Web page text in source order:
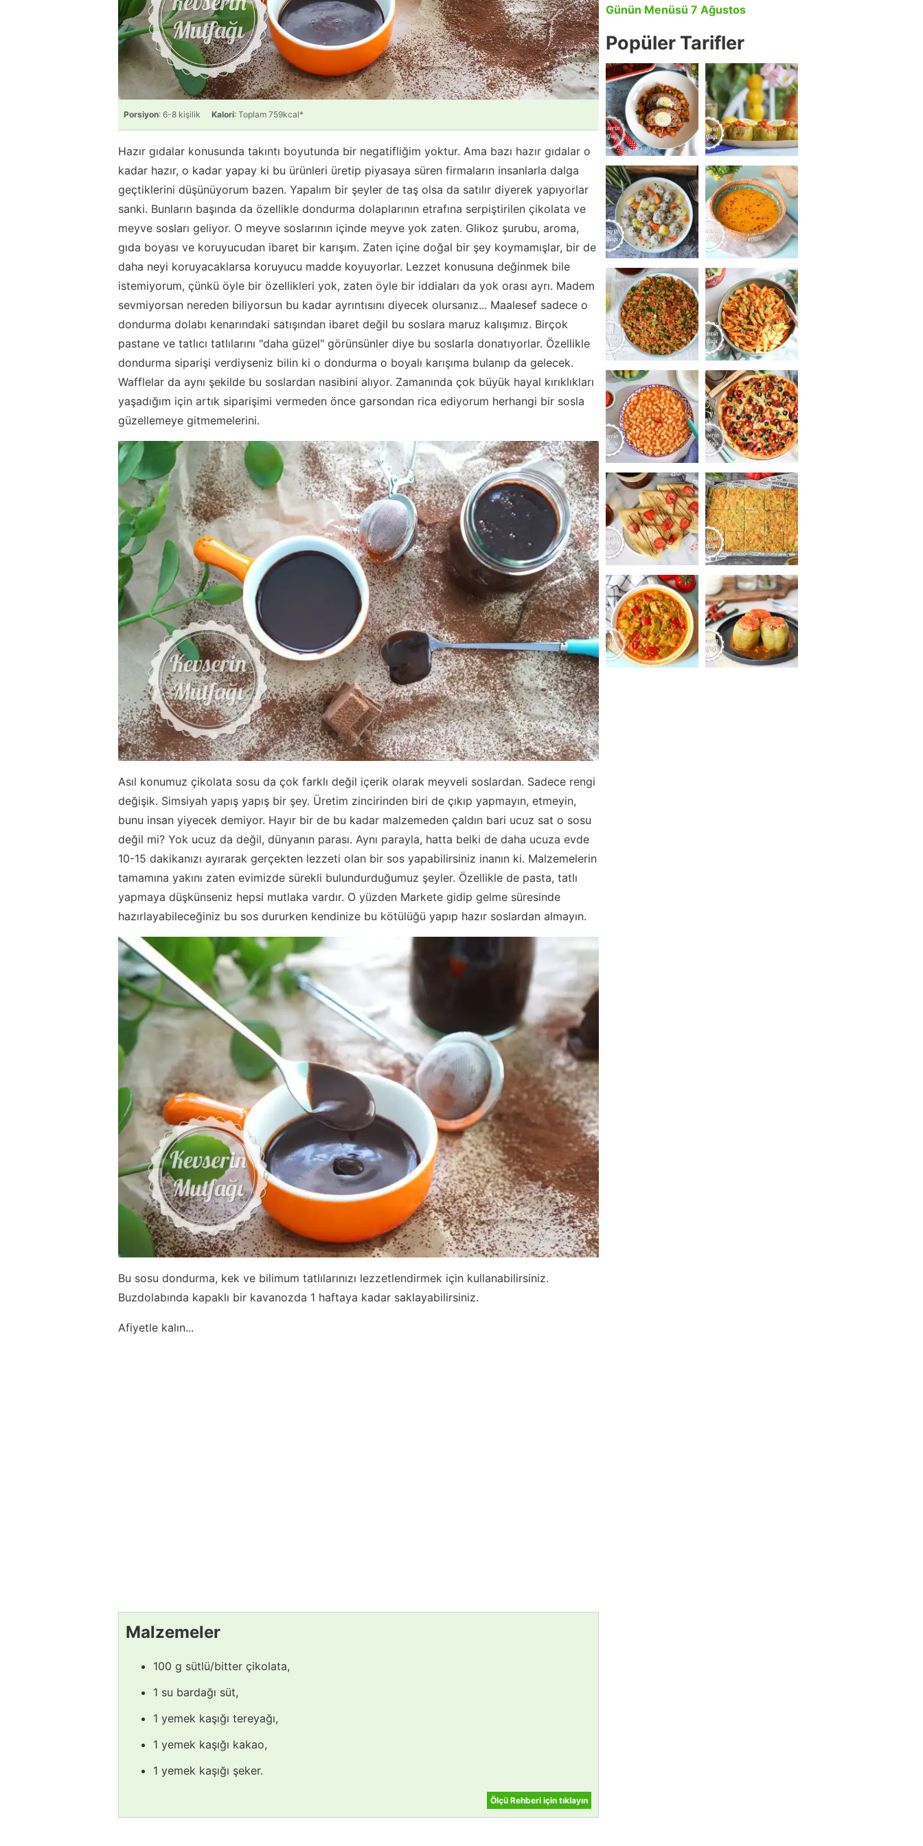
Porsiyon: 6-8 kişilik Kalori: Toplam 759kcal*
Hazır gıdalar konusunda takıntı boyutunda bir negatifliğim yoktur. Ama bazı hazır gıdalar o
kadar hazır, o kadar yapay ki bu ürünleri üretip piyasaya süren firmaların insanlarla dalga
geçtiklerini düşünüyorum bazen. Yapalım bir şeyler de taş olsa da satılır diyerek yapıyorlar
sanki. Bunların başında da özellikle dondurma dolaplarının etrafına serpiştirilen çikolata ve
meyve sosları geliyor. O meyve soslarının içinde meyve yok zaten. Glikoz şurubu, aroma,
gıda boyası ve koruyucudan ibaret bir karışım. Zaten içine doğal bir şey koymamışlar, bir de
daha neyi koruyacaklarsa koruyucu madde koyuyorlar. Lezzet konusuna değinmek bile
istemiyorum, çünkü öyle bir özellikleri yok, zaten öyle bir iddiaları da yok orası ayrı. Madem
sevmiyorsan nereden biliyorsun bu kadar ayrıntısını diyecek olursanız... Maalesef sadece o
dondurma dolabı kenarındaki satışından ibaret değil bu soslara maruz kalışımız. Birçok
pastane ve tatlıcı tatlılarını "daha güzel" görünsünler diye bu soslarla donatıyorlar. Özellikle
dondurma siparişi verdiyseniz bilin ki o dondurma o boyalı karışıma bulanıp da gelecek.
Wafflelar da aynı şekilde bu soslardan nasibini alıyor. Zamanında çok büyük hayal kırıklıkları
yaşadığım için artık siparişimi vermeden önce garsondan rica ediyorum herhangi bir sosla
güzellemeye gitmemelerini.
Asıl konumuz çikolata sosu da çok farklı değil içerik olarak meyveli soslardan. Sadece rengi
değişik. Simsiyah yapış yapış bir şey. Üretim zincirinden biri de çıkıp yapmayın, etmeyin,
bunu insan yiyecek demiyor. Hayır bir de bu kadar malzemeden çaldın bari ucuz sat o sosu
değil mi? Yok ucuz da değil, dünyanın parası. Aynı parayla, hatta belki de daha ucuza evde
10-15 dakikanızı ayırarak gerçekten lezzeti olan bir sos yapabilirsiniz inanın ki. Malzemelerin
tamamına yakını zaten evimizde sürekli bulundurduğumuz şeyler. Özellikle de pasta, tatlı
yapmaya düşkünseniz hepsi mutlaka vardır. O yüzden Markete gidip gelme süresinde
hazırlayabileceğiniz bu sos dururken kendinize bu kötülüğü yapıp hazır soslardan almayın.
Bu sosu dondurma, kek ve bilimum tatlılarınızı lezzetlendirmek için kullanabilirsiniz.
Buzdolabında kapaklı bir kavanozda 1 haftaya kadar saklayabilirsiniz.
Afiyetle kalın...
Malzemeler
100 g sütlü/bitter çikolata,
1 su bardağı süt,
1 yemek kaşığı tereyağı,
1 yemek kaşığı kakao,
1 yemek kaşığı şeker.
Ölçü Rehberi için tıklayın
Günün Menüsü 7 Ağustos
Popüler Tarifler